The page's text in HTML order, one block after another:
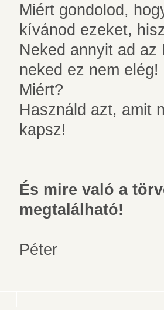
Miért gondolod,
kívánod ezeket,
Neked annyit ad
neked ez nem elég!
Miért?
Használd azt, amit
kapsz!
És mire való a
megtalálható!
Péter